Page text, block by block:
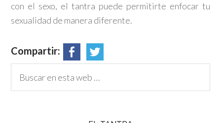
con el sexo, el tantra puede permitirte enfocar tu
sexualidad de manera diferente.
Compartir: